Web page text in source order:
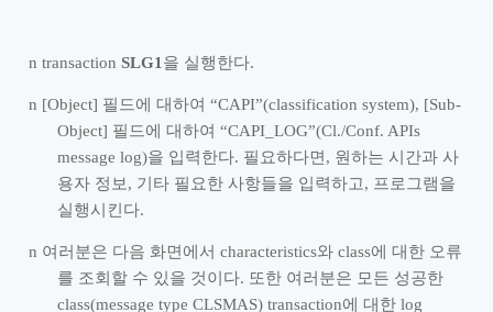
n transaction SLG1을 실행한다.
n [Object] 필드에 대하여 “CAPI”(classification system), [Sub-
Object] 필드에 대하여“CAPI_LOG”(Cl./Conf. APIs
message log)을 입력한다. 필요하다면, 원하는 시간과 사
용자 정보, 기타 필요한 사항들을 입력하고, 프로그램을
실행시킨다.
n 여러분은 다음 화면에서 characteristics와class에 대한 오류
를 조회할 수 있을 것이다. 또한 여러분은 모든 성공한
class(message type CLSMAS) transaction에 대한 log